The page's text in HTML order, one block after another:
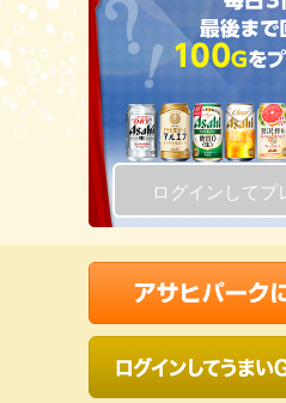
ログインしてプ